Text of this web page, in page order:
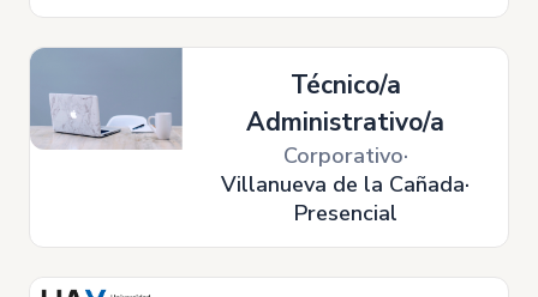
Técnico/a
Administrativo/a
Corporativo
Villanueva de la Cañada
Presencial